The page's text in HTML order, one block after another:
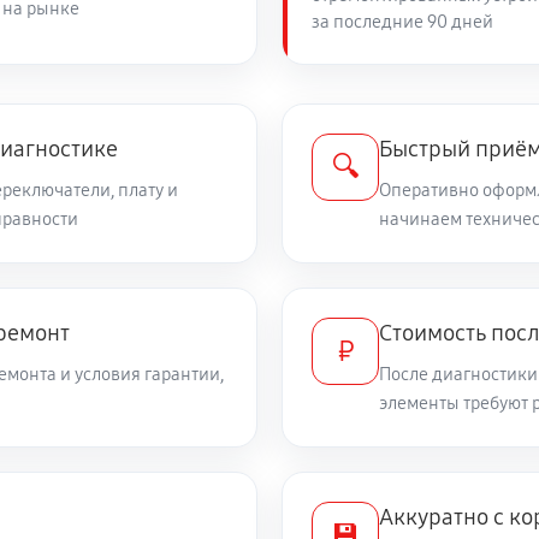
на рынке
за последние 90 дней
плату и
🔍
Быстрый
Оперативно
начинаем
и условия гарантии,
₽
Стоимость
После
элементы требуют
Аккуратно с